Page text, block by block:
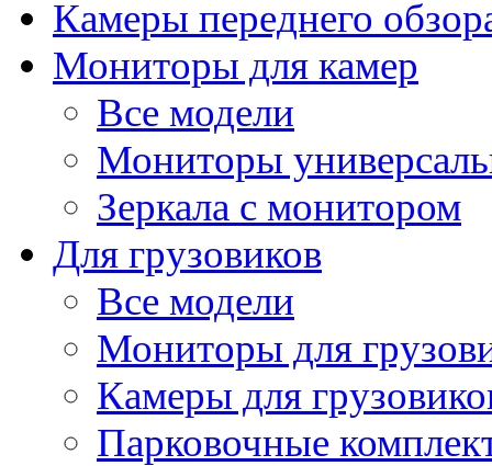
Камеры переднего
Мониторы для камер
Все модели
Мониторы
Зеркала с монитором
Для грузовиков
Все модели
Мониторы для
Камеры для
Парковочные